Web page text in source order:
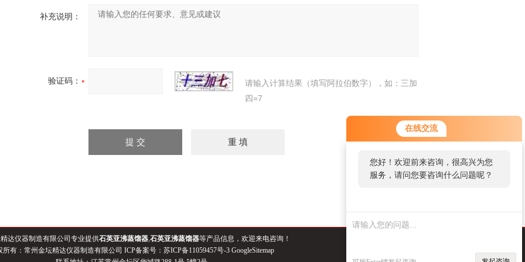
在线交流
您好！欢迎前来咨询，很高兴为您
服务，请问您要咨询什么问题呢？
您好，看您停留很久了，是否找到
了需求产品，您可以直接在线与我
补充说明：
验证码：
请输入计算结果（填写阿拉伯数字），如：三加
四=7
达仪器制造有限公司专业提供石英亚沸蒸馏器,石英亚沸蒸馏器等产品信息，欢迎来电咨询！
所有：常州金坛精达仪器制造有限公司 ICP备案号： 苏ICP备11059457号-3 GoogleSitemap